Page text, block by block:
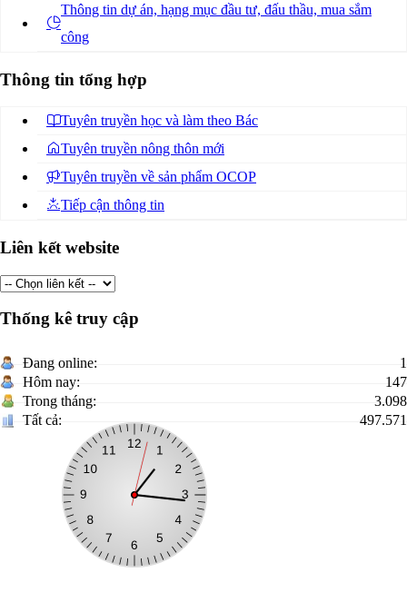
Thông tin dự án, hạng mục đầu tư, đấu thầu, mua sắm
công
Thông tin tổng hợp
Tuyên truyền học và làm theo Bác
Tuyên truyền nông thôn mới
Tuyên truyền về sản phẩm OCOP
Tiếp cận thông tin
Liên kết website
Thống kê truy cập
Đang online:
1
Hôm nay:
147
Trong tháng:
3.098
Tất cả:
497.571